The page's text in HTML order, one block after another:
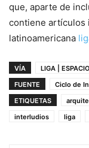
que, aparte de
contiene artículos
latinoamericana
VÍA
LIGA |
FUENTE
Ciclo de
ETIQUETAS
interludios
liga